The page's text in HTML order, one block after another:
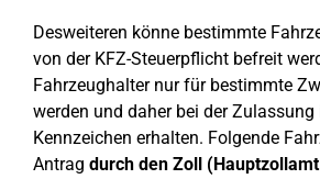
Desweiteren könne bestimmte
von der KFZ-Steuerpflicht befreit
Fahrzeughalter nur für bestimmte
werden und daher bei der Zulassung
Kennzeichen erhalten. Folgende
Antrag durch den Zoll